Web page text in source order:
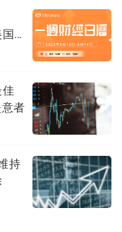
仓中获得100股特斯
权价、行权日。
，就是买方要求怎
须以行权价卖出股
须以行权价买入股
留意资金充足，避
国7
者
持